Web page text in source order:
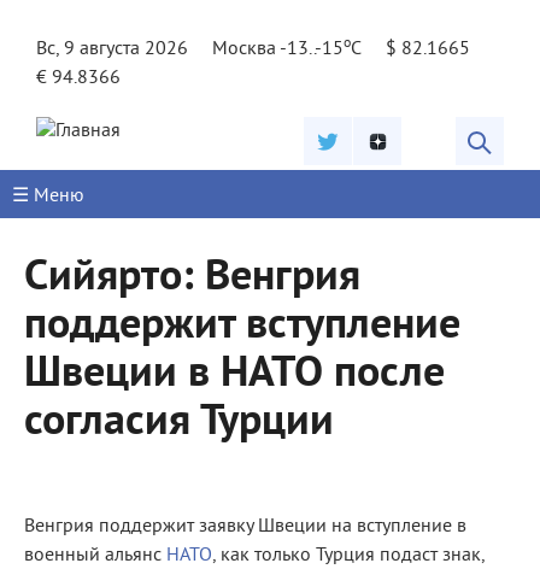
Вс, 9 августа 2026
Москва -13..-15oC
$ 82.1665
€ 94.8366
☰ Меню
Сийярто: Венгрия
поддержит вступление
Швеции в НАТО после
согласия Турции
Венгрия поддержит заявку Швеции на вступление в
военный альянс НАТО, как только Турция подаст знак,